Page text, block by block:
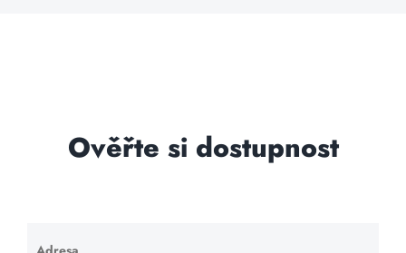
Ověřte si dostupnost